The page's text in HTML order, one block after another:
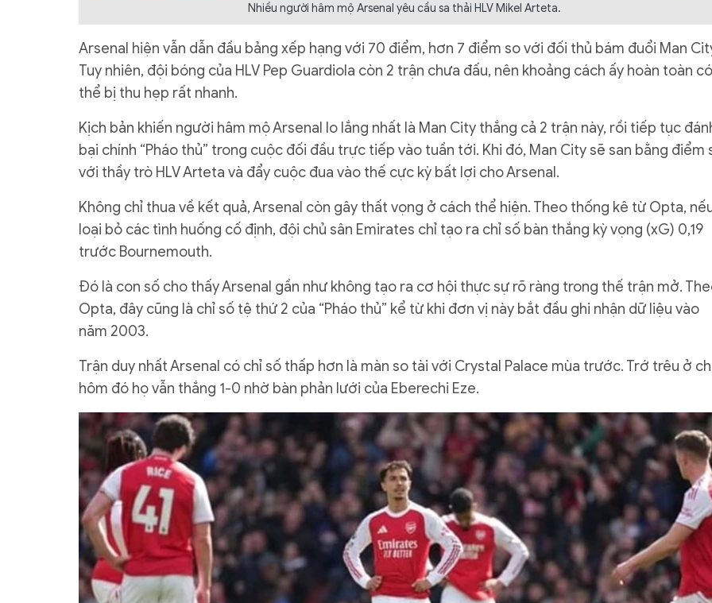
Nhiều người hâm mộ Arsenal yêu cầu sa thải HLV Mikel Arteta.
Arsenal hiện vẫn dẫn đầu bảng xếp hạng với 70 điểm, hơn 7 điểm so với đối thủ bám đuổi Man
Tuy nhiên, đội bóng của HLV Pep Guardiola còn 2 trận chưa đấu, nên khoảng cách ấy hoàn toàn có
thể bị thu hẹp rất nhanh.
Kịch bản khiến người hâm mộ Arsenal lo lắng nhất là Man City thắng cả 2 trận này, rồi tiếp tục
bại chính “Pháo thủ” trong cuộc đối đầu trực tiếp vào tuần tới. Khi đó, Man City sẽ san bằng điểm
với thầy trò HLV Arteta và đẩy cuộc đua vào thế cực kỳ bất lợi cho Arsenal.
Không chỉ thua về kết quả, Arsenal còn gây thất vọng ở cách thể hiện. Theo thống kê từ Opta,
loại bỏ các tình huống cố định, đội chủ sân Emirates chỉ tạo ra chỉ số bàn thắng kỳ vọng (xG) 0,19
trước Bournemouth.
Đó là con số cho thấy Arsenal gần như không tạo ra cơ hội thực sự rõ ràng trong thế trận mở.
Opta, đây cũng là chỉ số tệ thứ 2 của “Pháo thủ” kể từ khi đơn vị này bắt đầu ghi nhận dữ liệu vào
năm 2003.
Trận duy nhất Arsenal có chỉ số thấp hơn là màn so tài với Crystal Palace mùa trước. Trớ trêu ở
hôm đó họ vẫn thắng 1-0 nhờ bàn phản lưới của Eberechi Eze.